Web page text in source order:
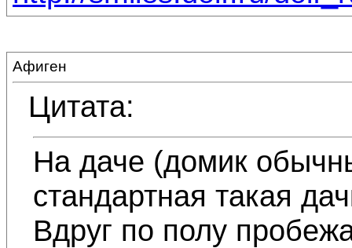
Афиген
Цитата:
На даче (домик
стандартная такая
Вдруг по полу